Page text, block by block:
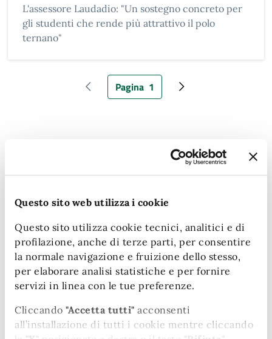
Questo sito web utilizza i cookie
Questo sito utilizza cookie tecnici, analitici e di
profilazione, anche di terze parti, per consentire
la normale navigazione e fruizione dello stesso,
per elaborare analisi statistiche e per fornire
servizi in linea con le tue preferenze.
Cliccando "Accetta tutti" acconsenti
all’installazione di tutti i cookie mentre cliccando
L'assessore Laudadio: "Un sostegno concreto per
gli studenti che rende più attrattivo il polo
ternano"
Pagina precedente
Pagina attuale
Pagina 1 Pagina successiva
AREE AMMINISTRATIVE
Area Istruzione
Gestione servizi educativi comunali (nidi
d’infanzia, scuole di infanzia, centri bambini/e)
UFFICI